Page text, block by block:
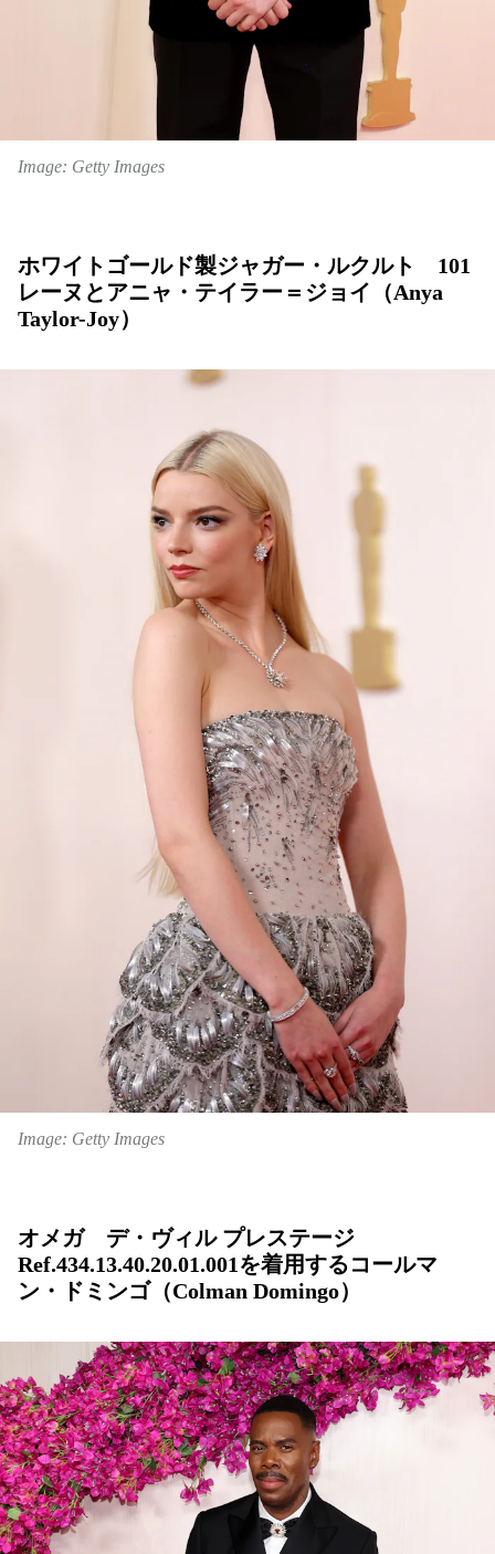
Image: Getty Images
ホワイトゴールド製ジャガー・ルクルト 101
レーヌとアニャ・テイラー＝ジョイ（Anya
Taylor-Joy）
Image: Getty Images
オメガ デ・ヴィル プレステージ
Ref.434.13.40.20.01.001を着用するコールマ
ン・ドミンゴ（Colman Domingo）